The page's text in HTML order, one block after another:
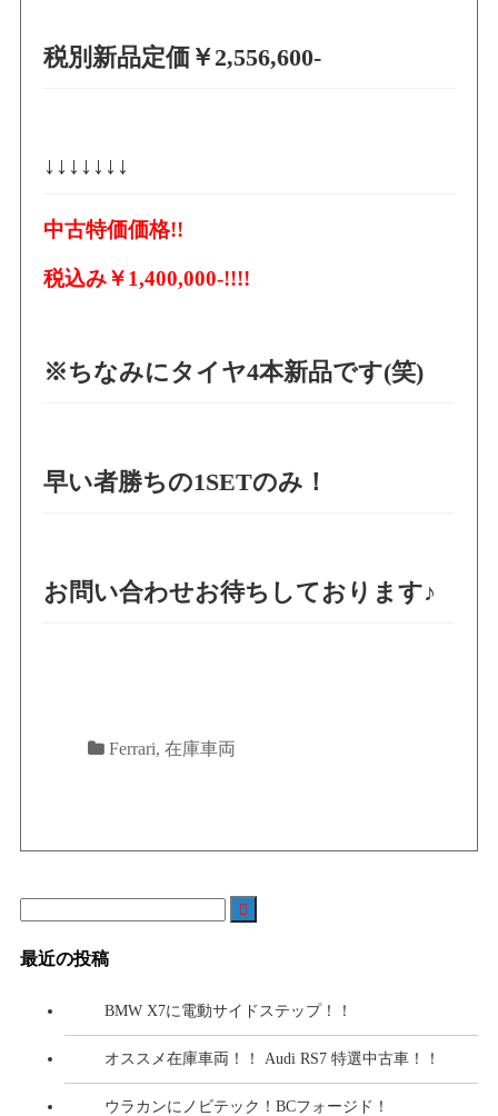
税別新品定価￥2,556,600-
↓↓↓↓↓↓↓
中古特価価格!!
税込み￥1,400,000-!!!!
※ちなみにタイヤ4本新品です(笑)
早い者勝ちの1SETのみ！
お問い合わせお待ちしております♪
Ferrari, 在庫車両

最近の投稿
BMW X7に電動サイドステップ！！
オススメ在庫車両！！ Audi RS7 特選中古車！！
ウラカンにノビテック！BCフォージド！